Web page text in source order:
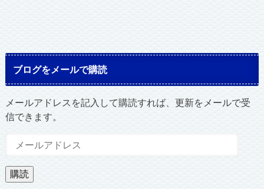
ブログをメールで購読
メールアドレスを記入して購読すれば、更新をメールで受
信できます。
ル
ア
購読